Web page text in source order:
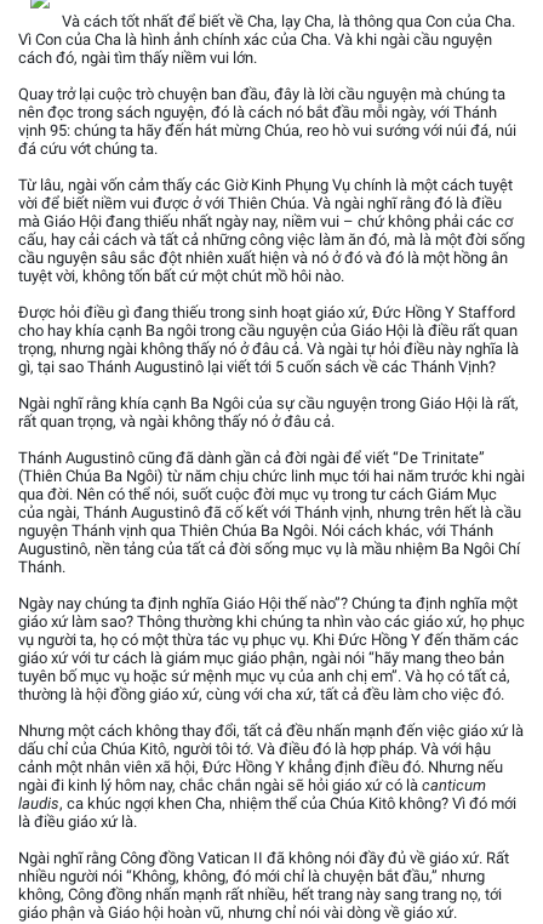
Và cách tốt nhất để biết về Cha, lạy Cha, là thông qua Con của Cha.
Vì Con của Cha là hình ảnh chính xác của Cha. Và khi ngài cầu nguyện
cách đó, ngài tìm thấy niềm vui lớn.
Quay trở lại cuộc trò chuyện ban đầu, đây là lời cầu nguyện mà chúng ta
nên đọc trong sách nguyện, đó là cách nó bắt đầu mỗi ngày, với Thánh
vịnh 95: chúng ta hãy đến hát mừng Chúa, reo hò vui sướng với núi đá, núi
đá cứu vớt chúng ta.
Từ lâu, ngài vốn cảm thấy các Giờ Kinh Phụng Vụ chính là một cách tuyệt
vời để biết niềm vui được ở với Thiên Chúa. Và ngài nghĩ rằng đó là điều
mà Giáo Hội đang thiếu nhất ngày nay, niềm vui – chứ không phải các cơ
cấu, hay cải cách và tất cả những công việc làm ăn đó, mà là một đời sống
cầu nguyện sâu sắc đột nhiên xuất hiện và nó ở đó và đó là một hồng ân
tuyệt vời, không tốn bất cứ một chút mồ hôi nào.
Được hỏi điều gì đang thiếu trong sinh hoạt giáo xứ, Đức Hồng Y Stafford
cho hay khía cạnh Ba ngôi trong cầu nguyện của Giáo Hội là điều rất quan
trọng, nhưng ngài không thấy nó ở đâu cả. Và ngài tự hỏi điều này nghĩa là
gì, tại sao Thánh Augustinô lại viết tới 5 cuốn sách về các Thánh Vịnh?
Ngài nghĩ rằng khía cạnh Ba Ngôi của sự cầu nguyện trong Giáo Hội là rất,
rất quan trọng, và ngài không thấy nó ở đâu cả.
Thánh Augustinô cũng đã dành gần cả đời ngài để viết “De Trinitate”
(Thiên Chúa Ba Ngôi) từ năm chịu chức linh mục tới hai năm trước khi ngài
qua đời. Nên có thể nói, suốt cuộc đời mục vụ trong tư cách Giám Mục
của ngài, Thánh Augustinô đã cố kết với Thánh vịnh, nhưng trên hết là cầu
nguyện Thánh vịnh qua Thiên Chúa Ba Ngôi. Nói cách khác, với Thánh
Augustinô, nền tảng của tất cả đời sống mục vụ là mầu nhiệm Ba Ngôi Chí
Thánh.
Ngày nay chúng ta định nghĩa Giáo Hội thế nào”? Chúng ta định nghĩa một
giáo xứ làm sao? Thông thường khi chúng ta nhìn vào các giáo xứ, họ phục
vụ người ta, họ có một thừa tác vụ phục vụ. Khi Đức Hồng Y đến thăm các
giáo xứ với tư cách là giám mục giáo phận, ngài nói “hãy mang theo bản
tuyên bố mục vụ hoặc sứ mệnh mục vụ của anh chị em”. Và họ có tất cả,
thường là hội đồng giáo xứ, cùng với cha xứ, tất cả đều làm cho việc đó.
Nhưng một cách không thay đổi, tất cả đều nhấn mạnh đến việc giáo xứ là
dấu chỉ của Chúa Kitô, người tôi tớ. Và điều đó là hợp pháp. Và với hậu
cảnh một nhân viên xã hội, Đức Hồng Y khẳng định điều đó. Nhưng nếu
ngài đi kinh lý hôm nay, chắc chắn ngài sẽ hỏi giáo xứ có là canticum
laudis, ca khúc ngợi khen Cha, nhiệm thể của Chúa Kitô không? Vì đó mới
là điều giáo xứ là.
Ngài nghĩ rằng Công đồng Vatican II đã không nói đầy đủ về giáo xứ. Rất
nhiều người nói “Không, không, đó mới chỉ là chuyện bắt đầu,” nhưng
không, Công đồng nhấn mạnh rất nhiều, hết trang này sang trang nọ, tới
giáo phận và Giáo hội hoàn vũ, nhưng chỉ nói vài dòng về giáo xứ.